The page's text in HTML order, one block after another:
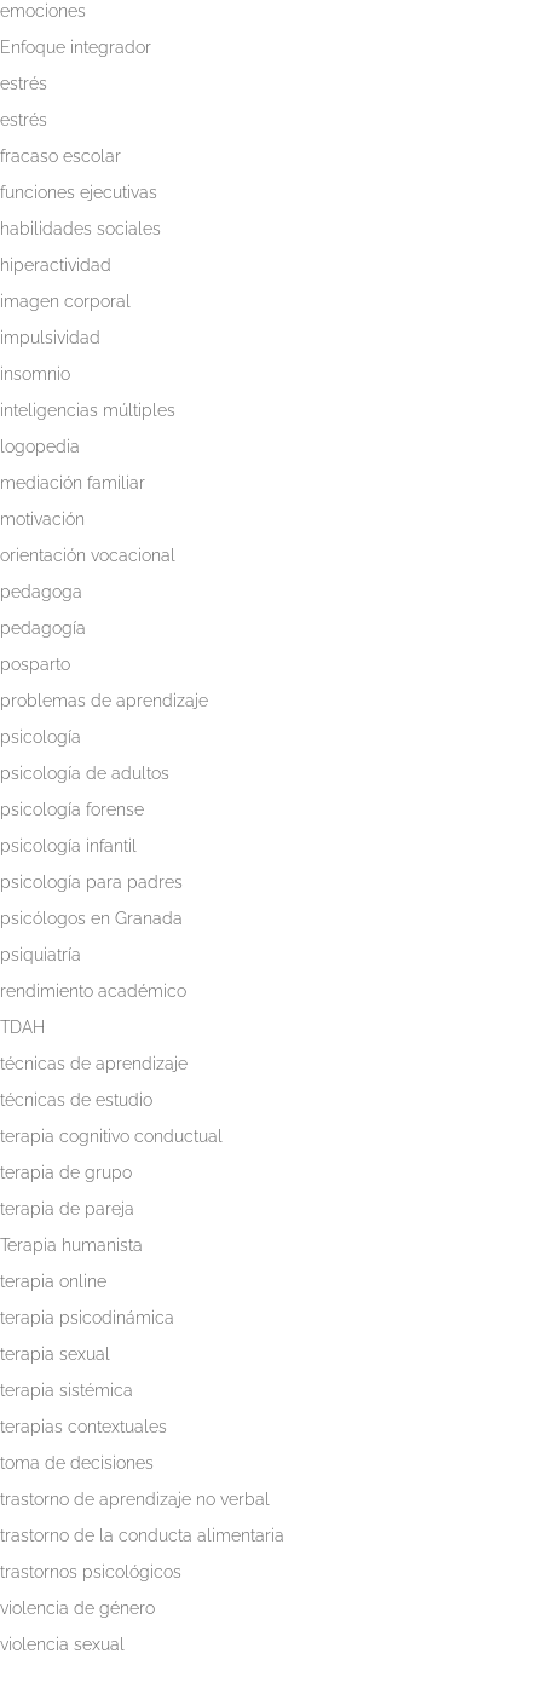
emociones
Enfoque integrador
estrés
estrés
fracaso escolar
funciones ejecutivas
habilidades sociales
hiperactividad
imagen corporal
impulsividad
insomnio
inteligencias múltiples
logopedia
mediación familiar
motivación
orientación vocacional
pedagoga
pedagogía
posparto
problemas de aprendizaje
psicología
psicología de adultos
psicología forense
psicología infantil
psicología para padres
psicólogos en Granada
psiquiatría
rendimiento académico
TDAH
técnicas de aprendizaje
técnicas de estudio
terapia cognitivo conductual
terapia de grupo
terapia de pareja
Terapia humanista
terapia online
terapia psicodinámica
terapia sexual
terapia sistémica
terapias contextuales
toma de decisiones
trastorno de aprendizaje no verbal
trastorno de la conducta alimentaria
trastornos psicológicos
violencia de género
violencia sexual